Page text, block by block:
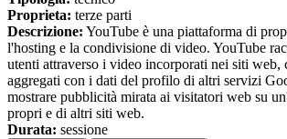
Proprieta: terze parti
Descrizione: YouTube è una piattaforma di
l'hosting e la condivisione di video. YouTube
utenti attraverso i video incorporati nei siti web,
aggregati con i dati del profilo di altri servizi
mostrare pubblicità mirata ai visitatori web su
propri e di altri siti web.
Durata: sessione